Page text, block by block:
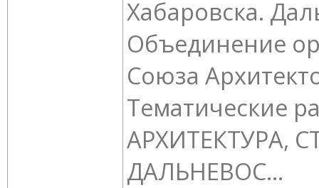
Хабаровска.
Объединение
Союза
Тематические
АРХИТЕКТУРА,
ДАЛЬНЕВОС...